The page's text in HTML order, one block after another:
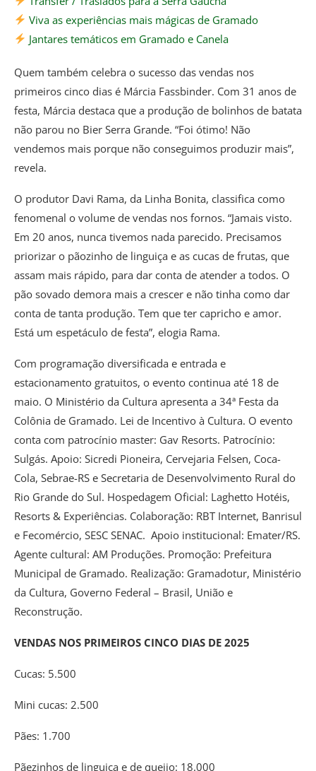
Viva as experiências mais mágicas de Gramado
Jantares temáticos em Gramado e Canela
Quem também celebra o sucesso das vendas nos
primeiros cinco dias é Márcia Fassbinder. Com 31 anos de
festa, Márcia destaca que a produção de bolinhos de batata
não parou no Bier Serra Grande. “Foi ótimo! Não
vendemos mais porque não conseguimos produzir mais”,
revela.
O produtor Davi Rama, da Linha Bonita, classifica como
fenomenal o volume de vendas nos fornos. “Jamais visto.
Em 20 anos, nunca tivemos nada parecido. Precisamos
priorizar o pãozinho de linguiça e as cucas de frutas, que
assam mais rápido, para dar conta de atender a todos. O
pão sovado demora mais a crescer e não tinha como dar
conta de tanta produção. Tem que ter capricho e amor.
Está um espetáculo de festa”, elogia Rama.
Com programação diversificada e entrada e
estacionamento gratuitos, o evento continua até 18 de
maio. O Ministério da Cultura apresenta a 34ª Festa da
Colônia de Gramado. Lei de Incentivo à Cultura. O evento
conta com patrocínio master: Gav Resorts. Patrocínio:
Sulgás. Apoio: Sicredi Pioneira, Cervejaria Felsen, Coca-
Cola, Sebrae-RS e Secretaria de Desenvolvimento Rural do
Rio Grande do Sul. Hospedagem Oficial: Laghetto Hotéis,
Resorts & Experiências. Colaboração: RBT Internet, Banrisul
e Fecomércio, SESC SENAC. Apoio institucional: Emater/RS.
Agente cultural: AM Produções. Promoção: Prefeitura
Municipal de Gramado. Realização: Gramadotur, Ministério
da Cultura, Governo Federal – Brasil, União e
Reconstrução.
VENDAS NOS PRIMEIROS CINCO DIAS DE 2025
Cucas: 5.500
Mini cucas: 2.500
Pães: 1.700
Pãezinhos de linguiça e de queijo: 18.000